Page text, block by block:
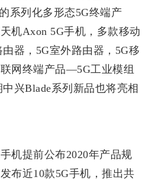
系列化多形态5G终端产
机Axon 5G手机，多款移动
器，5G室外路由器，5G移
网终端产品—5G工业模组
兴Blade系列新品也将亮相
机提前公布2020年产品规
布近10款5G手机，推出共